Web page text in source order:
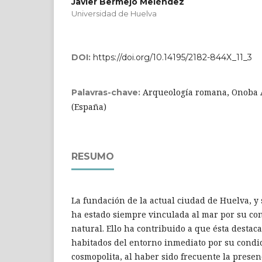
Universidad de Huelva
DOI: https://doi.org/10.14195/2182-844X_11_3
Palavras-chave: Arqueología romana,
(España)
RESUMO
La fundación de la actual ciudad de Huelva,
ha estado siempre vinculada al mar por su
natural. Ello ha contribuido a que ésta
habitados del entorno inmediato por su
cosmopolita, al haber sido frecuente la